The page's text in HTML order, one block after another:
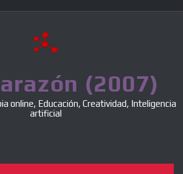
(2007)
online, Educación, Creatividad, Inteligencia
artificial